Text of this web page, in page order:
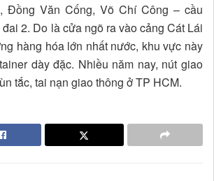
Đồng Văn Cống, Võ Chí Công – cầu
2. Do là cửa ngõ ra vào cảng Cát Lái
hàng hóa lớn nhất nước, khu vực này
dày đặc. Nhiều năm nay, nút giao
tắc, tai nạn giao thông ở TP HCM.